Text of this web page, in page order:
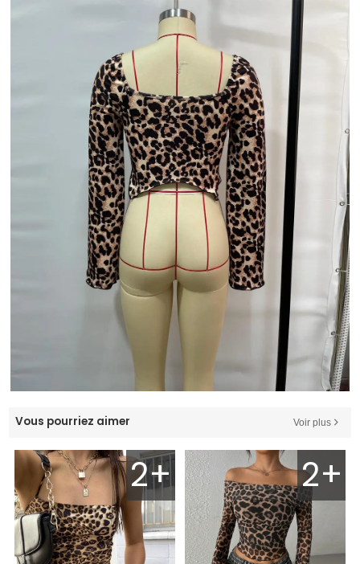
Vous pourriez aimer Voir plus
2+ 2+